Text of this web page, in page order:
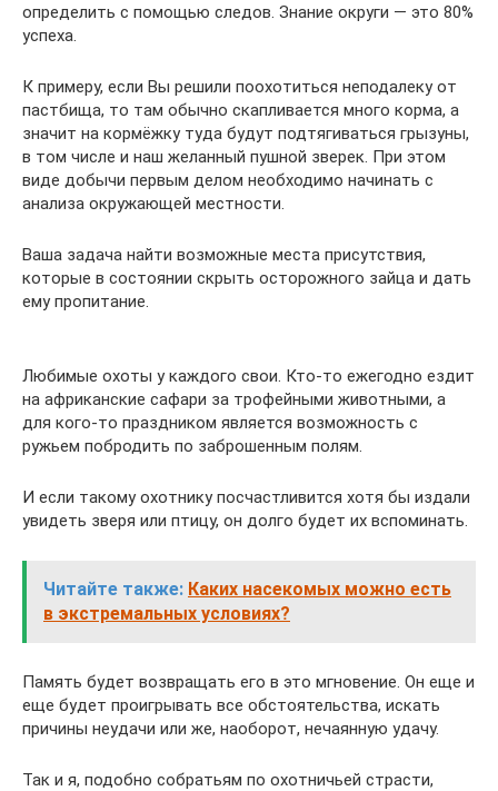
определить с помощью следов. Знание округи — это 80%
успеха.
К примеру, если Вы решили поохотиться неподалеку от
пастбища, то там обычно скапливается много корма, а
значит на кормёжку туда будут подтягиваться грызуны,
в том числе и наш желанный пушной зверек. При этом
виде добычи первым делом необходимо начинать с
анализа окружающей местности.
Ваша задача найти возможные места присутствия,
которые в состоянии скрыть осторожного зайца и дать
ему пропитание.
Любимые охоты у каждого свои. Кто-то ежегодно ездит
на африканские сафари за трофейными животными, а
для кого-то праздником является возможность с
ружьем побродить по заброшенным полям.
И если такому охотнику посчастливится хотя бы издали
увидеть зверя или птицу, он долго будет их вспоминать.
Читайте также: Каких насекомых можно есть
в экстремальных условиях?
Память будет возвращать его в это мгновение. Он еще и
еще будет проигрывать все обстоятельства, искать
причины неудачи или же, наоборот, нечаянную удачу.
Так и я, подобно собратьям по охотничьей страсти,